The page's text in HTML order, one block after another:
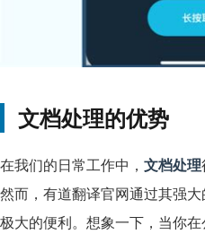
文档处理的优势
在我们的日常工作中， 文档处理
然而，有道翻译官网通过其强
极大的便利。想象一下，当你